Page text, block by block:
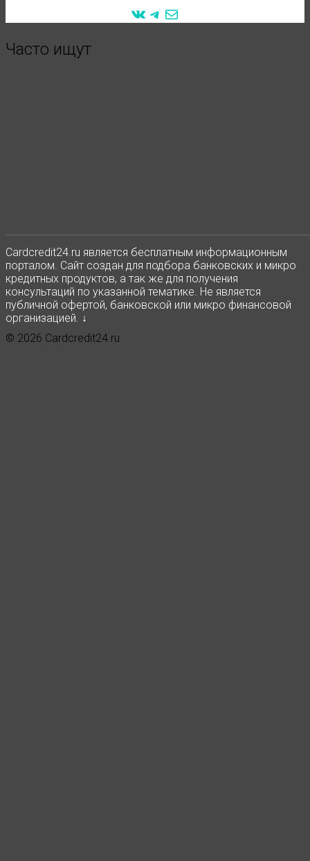
VKTelegram
Mail
Часто ищут
Сardcredit24.ru является бесплатным информационным
порталом. Сайт создан для подбора банковских и микро
кредитных продуктов, а так же для получения
консультаций по указанной тематике. Не является
публичной офертой, банковской или микро финансовой
организацией. ↓
© 2026 Cardcredit24.ru